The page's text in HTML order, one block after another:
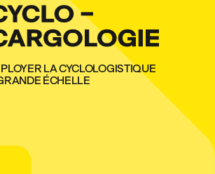
LA CYCLOLOGISTIQUE
ÉCHELLE